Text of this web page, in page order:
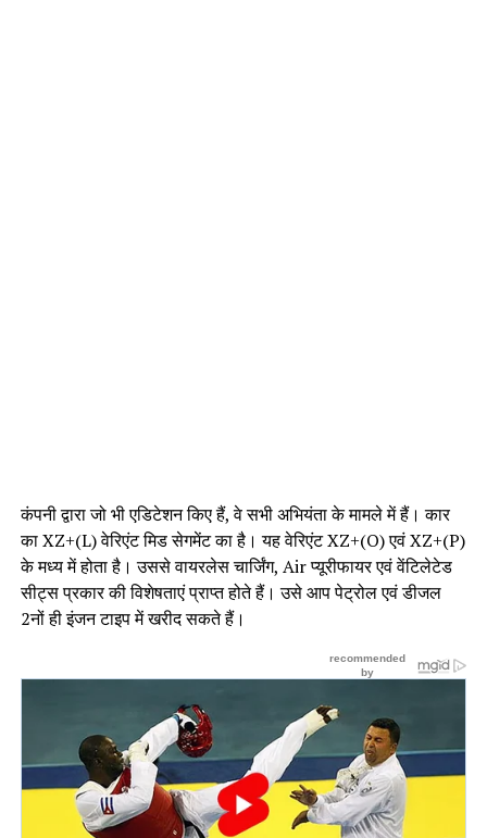
कंपनी द्वारा जो भी एडिटेशन किए हैं, वे सभी अभियंता के मामले में हैं। कार
का XZ+(L) वेरिएंट मिड सेगमेंट का है। यह वेरिएंट XZ+(O) एवं XZ+(P)
के मध्य में होता है। उससे वायरलेस चार्जिंग, Air प्यूरीफायर एवं वेंटिलेटेड
सीट्स प्रकार की विशेषताएं प्राप्त होते हैं। उसे आप पेट्रोल एवं डीजल
2नों ही इंजन टाइप में खरीद सकते हैं।